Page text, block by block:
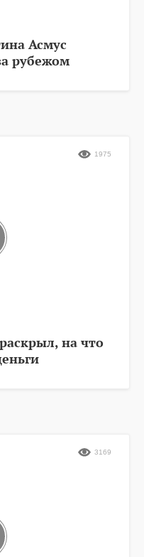
Асмус
рубежом
на что
1975
3169